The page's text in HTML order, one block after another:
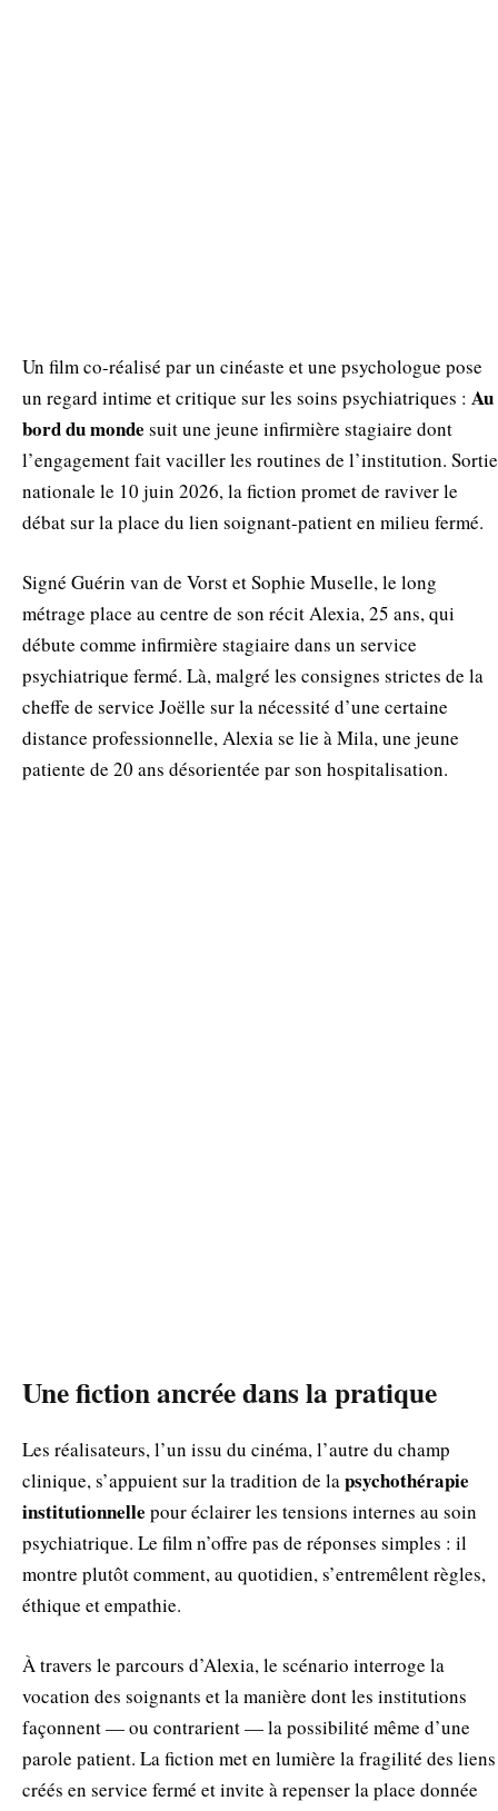
Un film co-réalisé par un cinéaste et une psychologue pose
un regard intime et critique sur les soins psychiatriques : Au
bord du monde suit une jeune infirmière stagiaire dont
l’engagement fait vaciller les routines de l’institution. Sortie
nationale le 10 juin 2026, la fiction promet de raviver le
débat sur la place du lien soignant-patient en milieu fermé.
Signé Guérin van de Vorst et Sophie Muselle, le long
métrage place au centre de son récit Alexia, 25 ans, qui
débute comme infirmière stagiaire dans un service
psychiatrique fermé. Là, malgré les consignes strictes de la
cheffe de service Joëlle sur la nécessité d’une certaine
distance professionnelle, Alexia se lie à Mila, une jeune
patiente de 20 ans désorientée par son hospitalisation.
Une fiction ancrée dans la pratique
Les réalisateurs, l’un issu du cinéma, l’autre du champ
clinique, s’appuient sur la tradition de lapsychothérapie
institutionnelle pour éclairer les tensions internes au soin
psychiatrique. Le film n’offre pas de réponses simples : il
montre plutôt comment, au quotidien, s’entremêlent règles,
éthique et empathie.
À travers le parcours d’Alexia, le scénario interroge la
vocation des soignants et la manière dont les institutions
façonnent — ou contrarient — la possibilité même d’une
parole patient. La fiction met en lumière la fragilité des liens
créés en service fermé et invite à repenser la place donnée